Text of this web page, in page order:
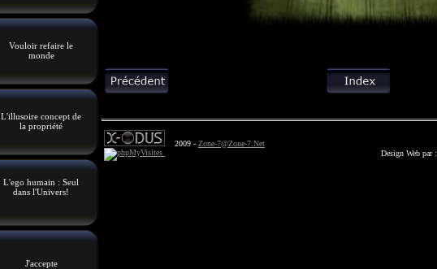
Vouloir refaire le
monde
L'illusoire concept de
la propriété
L'ego humain : Seul
dans l'Univers!
J'accepte
2009 - Zone-7@Zone-7.Net
Design Web par :